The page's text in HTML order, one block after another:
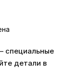
специальные
детали в